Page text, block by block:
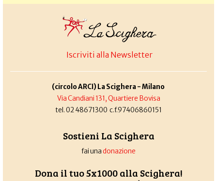
Iscriviti alla Newsletter
(circolo ARCI) La Scighera - Milano
Via Candiani 131, Quartiere Bovisa
tel. 02 48671300 c.f.97406860151
Sostieni La Scighera
fai unadonazione
Dona il tuo 5x1000 alla Scighera!